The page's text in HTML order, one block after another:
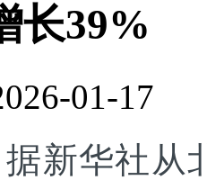
长39%
01-17
新华社从